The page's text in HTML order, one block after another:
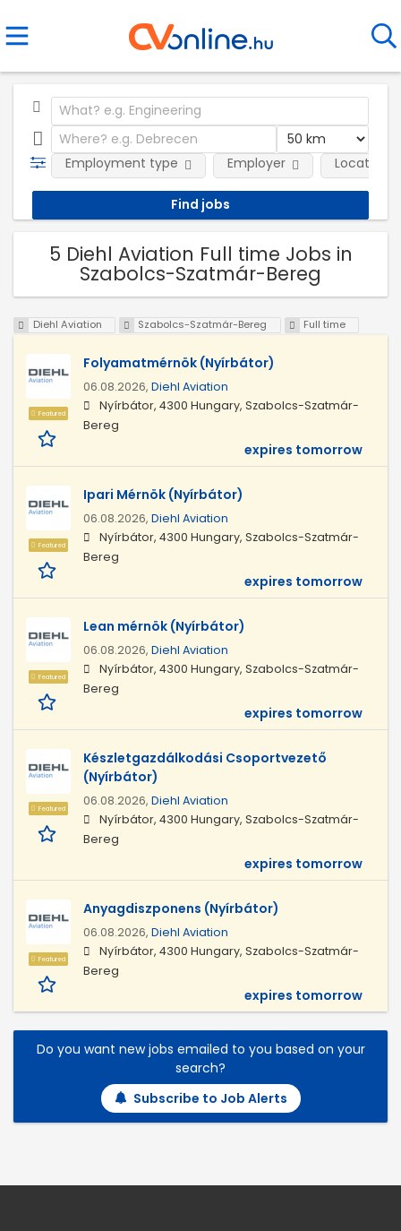
Employment type Employer Location
5 Diehl Aviation Full time Jobs in
Szabolcs-Szatmár-Bereg
Diehl Aviation Szabolcs-Szatmár-Bereg Full time
Featured
Folyamatmérnök (Nyírbátor)
06.08.2026, Diehl Aviation
Nyírbátor, 4300 Hungary, Szabolcs-Szatmár-
Bereg
expires tomorrow
Featured
Ipari Mérnök (Nyírbátor)
06.08.2026, Diehl Aviation
Nyírbátor, 4300 Hungary, Szabolcs-Szatmár-
Bereg
expires tomorrow
Featured
Lean mérnök (Nyírbátor)
06.08.2026, Diehl Aviation
Nyírbátor, 4300 Hungary, Szabolcs-Szatmár-
Bereg
expires tomorrow
Featured
Készletgazdálkodási Csoportvezető
(Nyírbátor)
06.08.2026, Diehl Aviation
Nyírbátor, 4300 Hungary, Szabolcs-Szatmár-
Bereg
expires tomorrow
Featured
Anyagdiszponens (Nyírbátor)
06.08.2026, Diehl Aviation
Nyírbátor, 4300 Hungary, Szabolcs-Szatmár-
Bereg
expires tomorrow
Do you want new jobs emailed to you based on your
search?
Subscribe to Job Alerts